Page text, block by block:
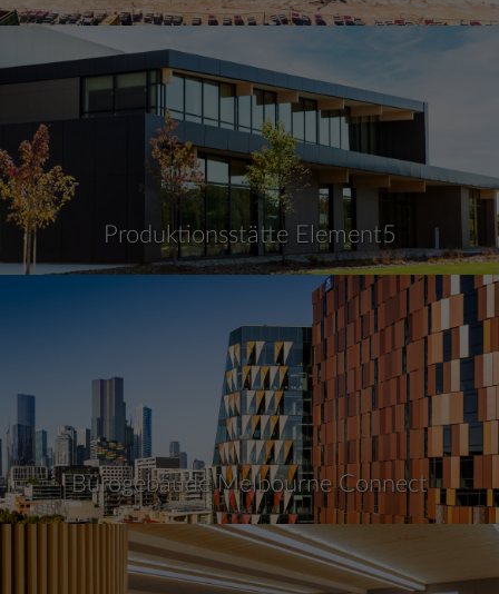
Produktionsstätte Element5
Bürogebäude Melbourne Connect